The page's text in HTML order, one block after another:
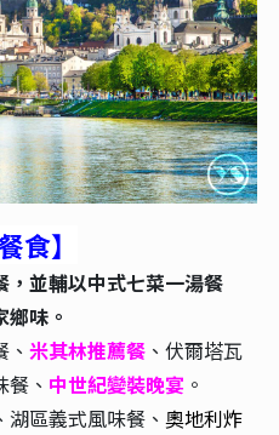
食】
並輔以中式七菜一湯餐
味。
米其林推薦餐、伏爾塔瓦
、 中世紀變裝晚宴 。
區義式風味餐、 奧地利炸